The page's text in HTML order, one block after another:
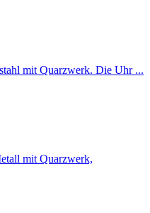
mit Quarzwerk. Die Uhr ...
mit Quarzwerk,